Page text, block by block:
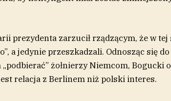
prezydenta zarzucił rządzącym, że w
a jedynie przeszkadzali. Odnosząc się
żołnierzy Niemcom, Bogucki
relacja z Berlinem niż polski interes.